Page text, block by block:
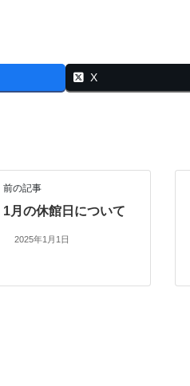
X
前の記事
1月の休館日について
2025年1月1日